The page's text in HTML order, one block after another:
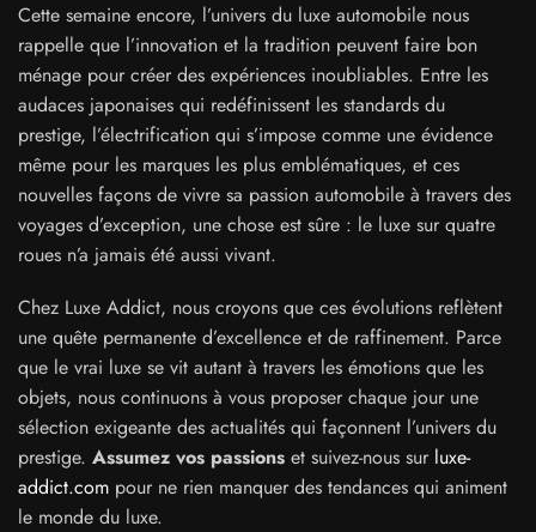
Cette semaine encore, l’univers du luxe automobile nous
rappelle que l’innovation et la tradition peuvent faire bon
ménage pour créer des expériences inoubliables. Entre les
audaces japonaises qui redéfinissent les standards du
prestige, l’électrification qui s’impose comme une évidence
même pour les marques les plus emblématiques, et ces
nouvelles façons de vivre sa passion automobile à travers des
voyages d’exception, une chose est sûre : le luxe sur quatre
roues n’a jamais été aussi vivant.
Chez Luxe Addict, nous croyons que ces évolutions reflètent
une quête permanente d’excellence et de raffinement. Parce
que le vrai luxe se vit autant à travers les émotions que les
objets, nous continuons à vous proposer chaque jour une
sélection exigeante des actualités qui façonnent l’univers du
prestige. Assumez vos passions et suivez-nous sur luxe-
addict.com pour ne rien manquer des tendances qui animent
le monde du luxe.